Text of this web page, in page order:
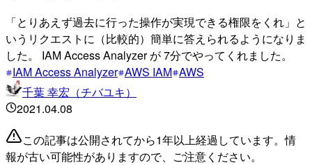
「とりあえず過去に行った操作が実現できる権限をくれ」と
いうリクエストに（比較的）簡単に答えられるようになりま
した。 IAM Access Analyzer が 7分でやってくれました。
IAM Access Analyzer AWS IAM AWS
千葉 幸宏（チバユキ）
2021.04.08
この記事は公開されてから1年以上経過しています。情
報が古い可能性がありますので、ご注意ください。